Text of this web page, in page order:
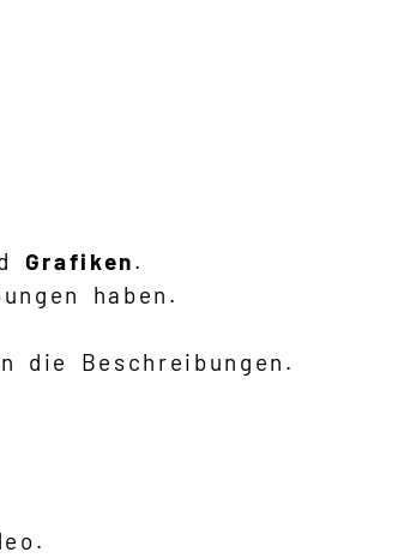
Grafiken.
haben.
die Beschreibungen.